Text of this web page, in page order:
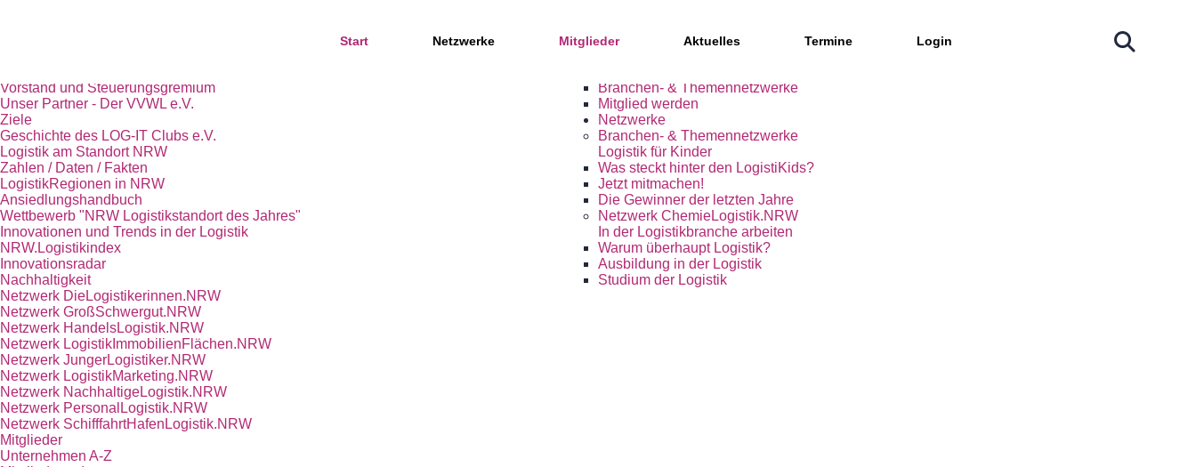
Start Netzwerke Mitglieder Aktuelles Termine Login
Vorstand und Steuerungsgremium
Unser Partner - Der VVWL e.V.
Ziele
Geschichte des LOG-IT Clubs e.V.
Mitglieder, Partner und Netzwerke
Branchen- & Themennetzwerke
Mitglied werden
Logistik am Standort NRW
Zahlen / Daten / Fakten
LogistikRegionen in NRW
Ansiedlungshandbuch
Wettbewerb "NRW Logistikstandort des Jahres"
Logistik für Kinder
Was steckt hinter den LogistiKids?
Jetzt mitmachen!
Die Gewinner der letzten Jahre
Innovationen und Trends in der Logistik
NRW.Logistikindex
Innovationsradar
Nachhaltigkeit
In der Logistikbranche arbeiten
Warum überhaupt Logistik?
Ausbildung in der Logistik
Studium der Logistik
Netzwerke
Branchen- & Themennetzwerke
Netzwerk ChemieLogistik.NRW
Netzwerk DieLogistikerinnen.NRW
Netzwerk GroßSchwergut.NRW
Netzwerk HandelsLogistik.NRW
Netzwerk LogistikImmobilienFlächen.NRW
Netzwerk JungerLogistiker.NRW
Netzwerk LogistikMarketing.NRW
Netzwerk NachhaltigeLogistik.NRW
Netzwerk PersonalLogistik.NRW
Netzwerk SchifffahrtHafenLogistik.NRW
Mitglieder
Unternehmen A-Z